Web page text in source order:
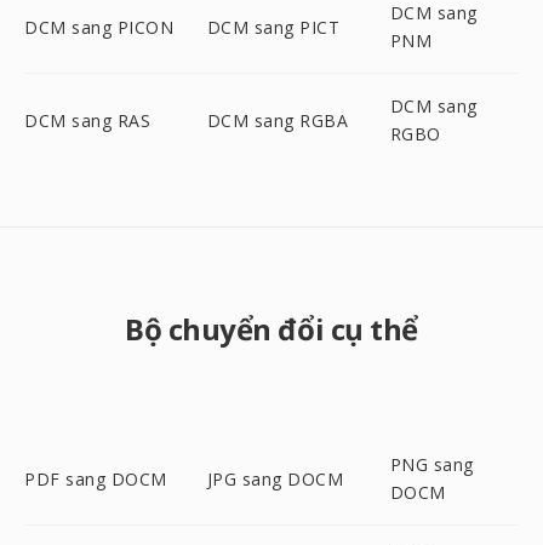
DCM sang PICON DCM sang PICT
DCM sang
PNM
DCM sang RAS DCM sang RGBA
DCM sang
RGBO
Bộ chuyển đổi cụ thể
PDF sang DOCM JPG sang DOCM
PNG sang
DOCM